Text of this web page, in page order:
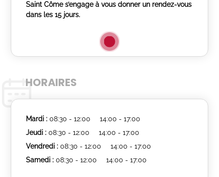
Saint Côme s’engage à vous donner un rendez-vous
dans les 15 jours.
HORAIRES
Mardi : 08:30 - 12:00
14:00 - 17:00
Jeudi : 08:30 - 12:00
14:00 - 17:00
Vendredi : 08:30 - 12:00
14:00 - 17:00
Samedi : 08:30 - 12:00 14:00 - 17:00